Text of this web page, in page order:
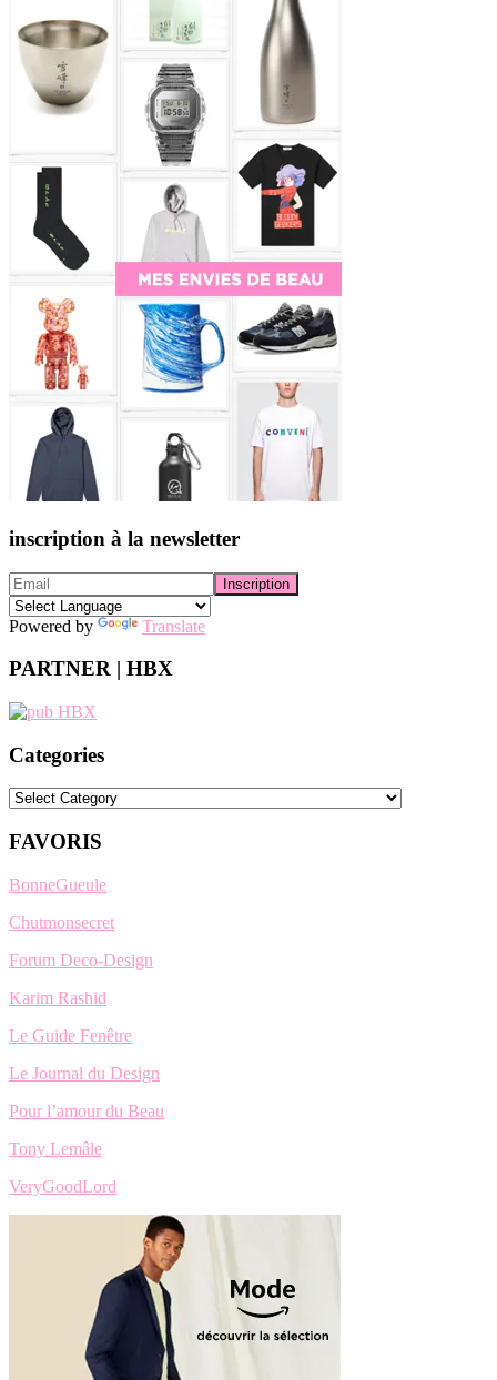
inscription à la newsletter
Powered by Translate
PARTNER | HBX
Categories
Categories
FAVORIS
BonneGueule
Chutmonsecret
Forum Deco-Design
Karim Rashid
Le Guide Fenêtre
Le Journal du Design
Pour l’amour du Beau
Tony Lemâle
VeryGoodLord